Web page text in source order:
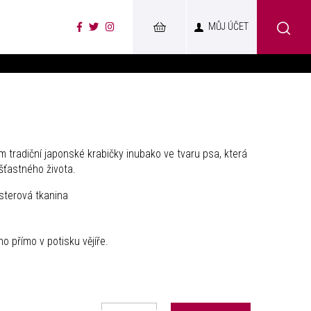
MŮJ ÚČET
tradiční japonské krabičky inubako ve tvaru psa, která
života.
tkanina
přímo v potisku vějíře.